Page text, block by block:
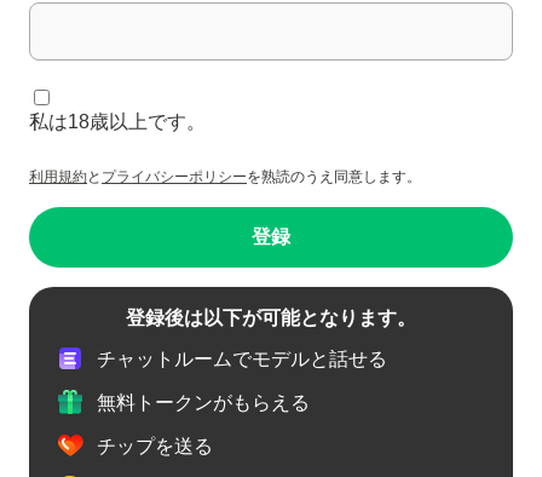
私は18歳以上です。
利用規約と プライバシーポリシーを熟読のうえ同意します。
登録
登録後は以下が可能となります。
チャットルームでモデルと話せる
無料トークンがもらえる
チップを送る